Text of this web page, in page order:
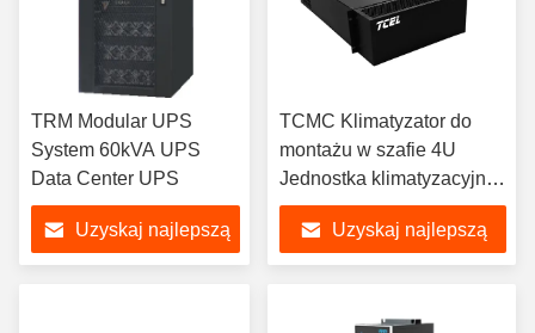
TRM Modular UPS
System 60kVA UPS
Data Center UPS
Uzyskaj najlepszą
TCMC Klimatyzator do
montażu w szafie 4U
Jednostka klimatyzacyjna
do montażu w szafie
serwerowejUzyskaj najlepszą